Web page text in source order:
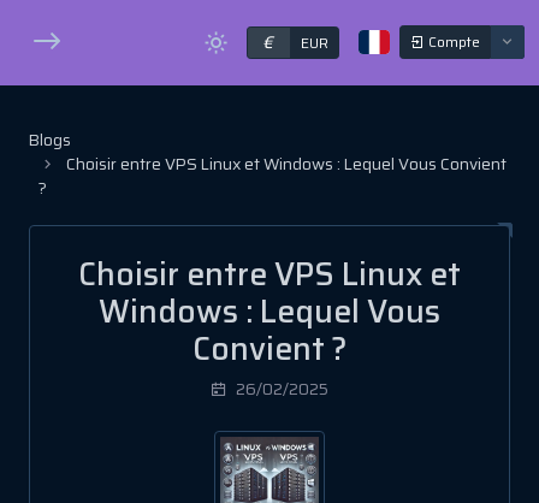
€ EUR Compte
Blogs
Choisir entre VPS Linux et Windows : Lequel Vous Convient
?
Choisir entre VPS Linux et
Windows : Lequel Vous
Convient ?
26/02/2025